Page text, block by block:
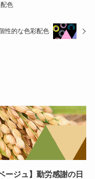
色
性的な色彩配色
ベージュ】勤労感謝の日